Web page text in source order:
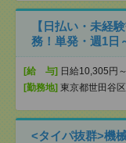
【日払い・未経
務！単発・週1日
[給 与] 日給10,305円
[勤務地] 東京都世田谷
<タイパ抜群>機